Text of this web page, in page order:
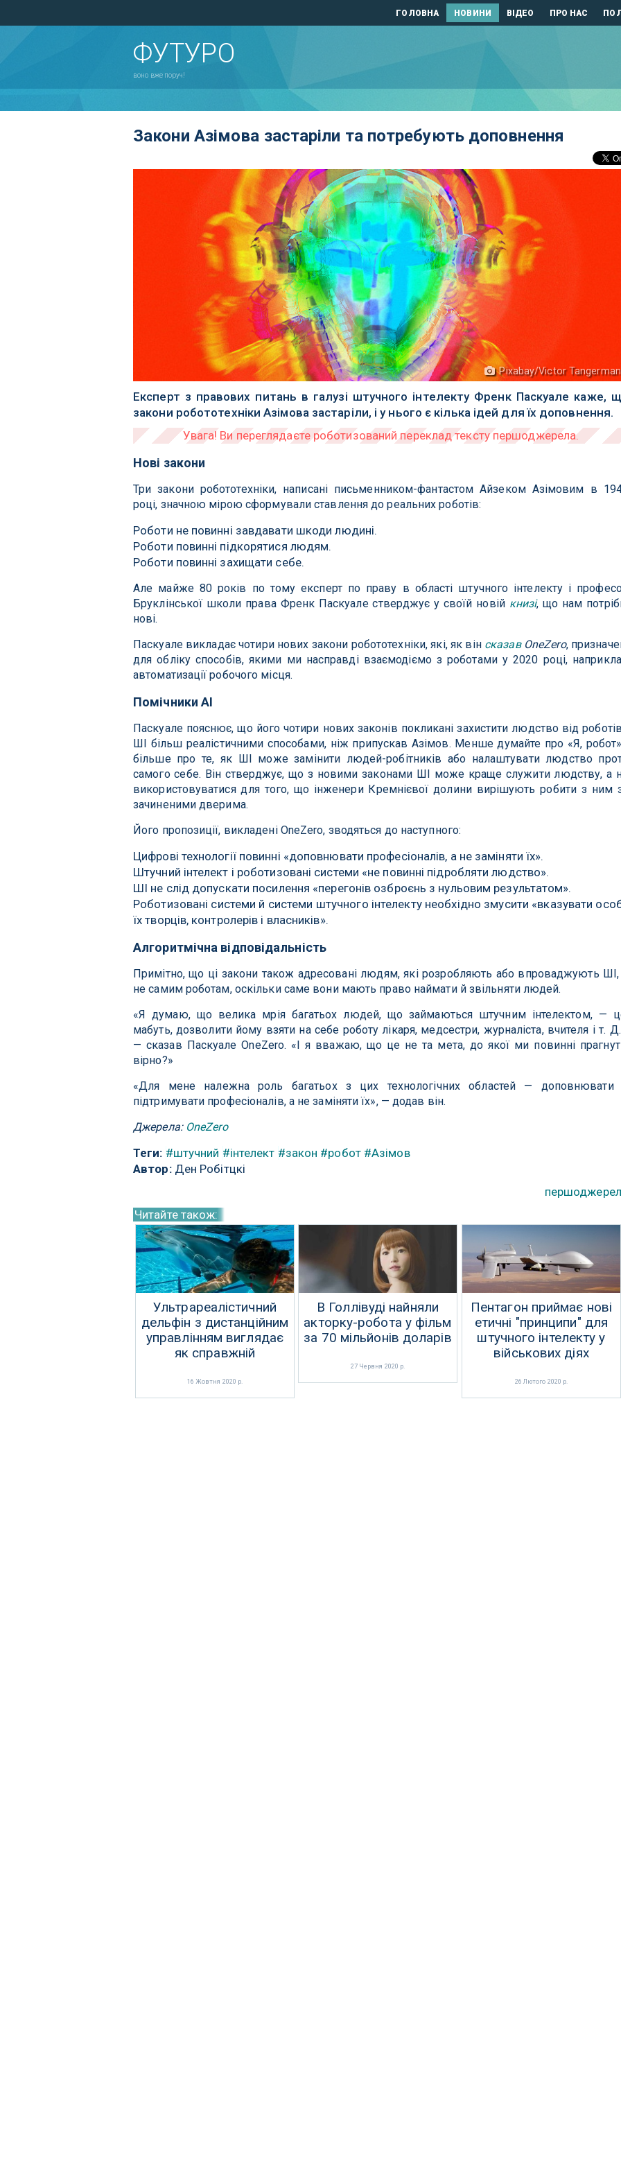
ГОЛОВНА НОВИНИ ВІДЕО ПРО НАС
ФУТУРО
воно вже поруч!
Закони Азімова застаріли та потребують доповнення
Pixabay/Victor
Експерт з правових питань в галузі штучного інтелекту Френк Паскуале каже,
закони робототехніки Азімова застаріли, і у нього є кілька ідей для їх доповнення.
Нові закони
Три закони робототехніки, написані письменником-фантастом Айзеком Азімовим в
році, значною мірою сформували ставлення до реальних роботів:
Роботи не повинні завдавати шкоди людині.
Роботи повинні підкорятися людям.
Роботи повинні захищати себе.
Але майже 80 років по тому експерт по праву в області штучного інтелекту і
Бруклінської школи права Френк Паскуале стверджує у своїй новій книзі, що нам
нові.
Паскуале викладає чотири нових закони робототехніки, які, як він сказав OneZero,
для обліку способів, якими ми насправді взаємодіємо з роботами у 2020 році,
автоматизації робочого місця.
Помічники AI
Паскуале пояснює, що його чотири нових законів покликані захистити людство від
ШІ більш реалістичними способами, ніж припускав Азімов. Менше думайте про «Я,
більше про те, як ШІ може замінити людей-робітників або налаштувати людство
самого себе. Він стверджує, що з новими законами ШІ може краще служити людству, а
використовуватися для того, що інженери Кремнієвої долини вирішують робити з ним
зачиненими дверима.
Його пропозиції, викладені OneZero, зводяться до наступного:
Цифрові технології повинні «доповнювати професіоналів, а не заміняти їх».
Штучний інтелект і роботизовані системи «не повинні підробляти людство».
ШІ не слід допускати посилення «перегонів озброєнь з нульовим результатом».
Роботизовані системи й системи штучного інтелекту необхідно змусити «вказувати
їх творців, контролерів і власників».
Алгоритмічна відповідальність
Примітно, що ці закони також адресовані людям, які розробляють або впроваджують
не самим роботам, оскільки саме вони мають право наймати й звільняти людей.
«Я думаю, що велика мрія багатьох людей, що займаються штучним інтелектом, —
мабуть, дозволити йому взяти на себе роботу лікаря, медсестри, журналіста, вчителя і т.
— сказав Паскуале OneZero. «І я вважаю, що це не та мета, до якої ми повинні
вірно?»
«Для мене належна роль багатьох з цих технологічних областей — доповнювати
підтримувати професіоналів, а не заміняти їх», — додав він.
Джерела: OneZero
Теги: #штучний #інтелект #закон #робот #Азімов
Автор:Ден Робітцкі
Читайте також:
Ультрареалістичний
дельфін з дистанційним
управлінням виглядає
як справжній
16 Жовтня 2020 р.
В Голлівуді найняли
акторку-робота у фільм
за 70 мільйонів доларів
27 Червня 2020 р.
Пентагон приймає нові
етичні "принципи" для
штучного інтелекту у
військових діях
26 Лютого 2020 р.